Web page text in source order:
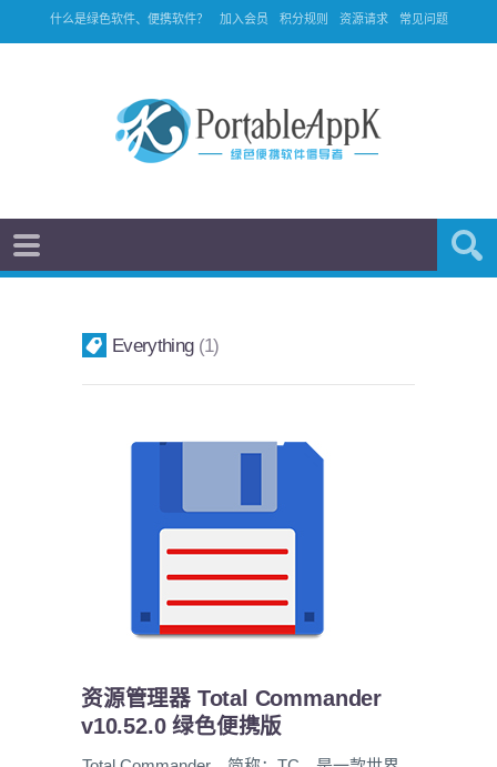
什么是绿色软件、便携软件？ 加入会员 积分规则 资源请求 常见问题
Everything 1
资源管理器 Total Commander
v10.52.0 绿色便携版